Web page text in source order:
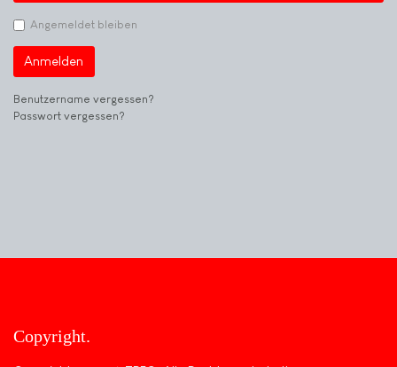
Angemeldet bleiben
Anmelden
Benutzername vergessen?
Passwort vergessen?
Copyright